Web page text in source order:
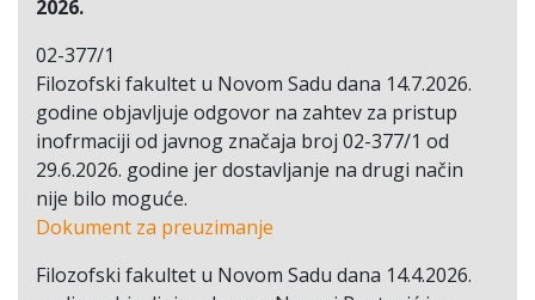
2026.
02-377/1
Filozofski fakultet u Novom Sadu dana 14.7.2026.
godine objavljuje odgovor na zahtev za pristup
inofrmaciji od javnog značaja broj 02-377/1 od
29.6.2026. godine jer dostavljanje na drugi način
nije bilo moguće.
Dokument za preuzimanje
Filozofski fakultet u Novom Sadu dana 14.4.2026.